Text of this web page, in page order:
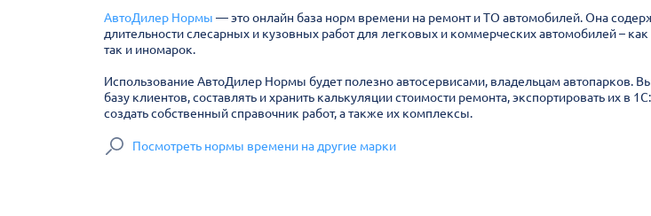
АвтоДилер Нормы — это онлайн база норм времени на ремонт и ТО автомобилей. Она
длительности слесарных и кузовных работ для легковых и коммерческих автомобилей –
так и иномарок.
Использование АвтоДилер Нормы будет полезно автосервисами, владельцам автопарков.
базу клиентов, составлять и хранить калькуляции стоимости ремонта, экспортировать их в
создать собственный справочник работ, а также их комплексы.
Посмотреть нормы времени на другие марки